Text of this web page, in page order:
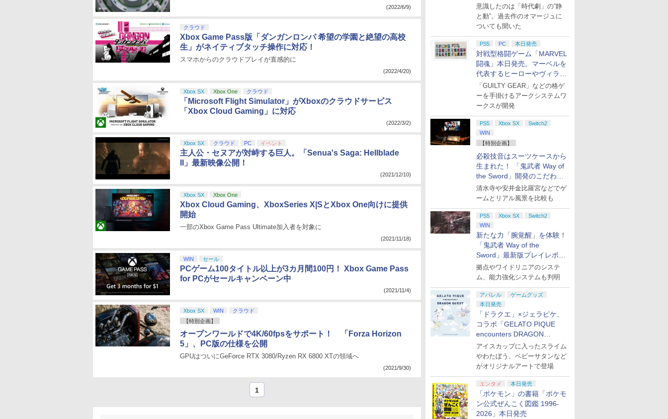
意識したのは「時代劇」の“静
と動”。過去作のオマージュに
ついても聞いた
PS5 PC 本日発売
対戦型格闘ゲーム「MARVEL
闘魂」本日発売。マーベルを
代表するヒーローやヴィラン
たちが登場
「GUILTY GEAR」などの格ゲ
ーを手掛けるアークシステムワ
ークスが開発
PS5 Xbox SX
Switch2
WIN
【特別企画】
必殺技音はスーツケースから
生まれた！ 「鬼武者 Way of
the Sword」開発のこだわり
を目撃！
清水寺や安井金比羅宮などでゲ
ームとリアル風景を比較も
PS5 Xbox SX
Switch2
WIN
新たな力「腕覚醒」を体験！
「鬼武者 Way of the
Sword」最新版プレイレポー
ト
拠点やワイドリニアのシステ
ム、能力強化システムも判明
アパレル
ゲームグッズ
本日発売
「ドラクエ」×ジェラピケ、
コラボ「GELATO PIQUE
encounters DRAGON
QUEST」第2弾が本日発売
アイスカップに入ったスライム
やわたぼう、ベビーサタンなど
がオリジナルアートで登場
エンタメ 本日発売
「ポケモン」の書籍「ポケモ
ン公式ぜんこく図鑑 1996-
2026」本日発売
(2022/6/9)
クラウド
Xbox Game Pass版「ダンガンロンパ 希望の学園と絶望の高校
生」がネイティブタッチ操作に対応！
スマホからのクラウドプレイが直感的に
(2022/4/20)
Xbox SX Xbox One クラウド
「Microsoft Flight Simulator」がXboxのクラウドサービス
「Xbox Cloud Gaming」に対応
(2022/3/2)
Xbox SX クラウド PC イベント
主人公・セヌアが対峙する巨人。「Senua's Saga: Hellblade
II」最新映像公開！
(2021/12/10)
Xbox SX Xbox One
Xbox Cloud Gaming、XboxSeries X|SとXbox One向けに提供
開始
一部のXbox Game Pass Ultimate加入者を対象に
(2021/11/18)
WIN セール
PCゲーム100タイトル以上が3カ月間100円！ Xbox Game Pass
for PCがセールキャンペーン中
(2021/11/4)
Xbox SX WIN
クラウド
【特別企画】
オープンワールドで4K/60fpsをサポート！ 「Forza Horizon
5」、PC版の仕様を公開
GPUはついにGeForce RTX 3080/Ryzen RX 6800 XTの領域へ
(2021/9/30)
1